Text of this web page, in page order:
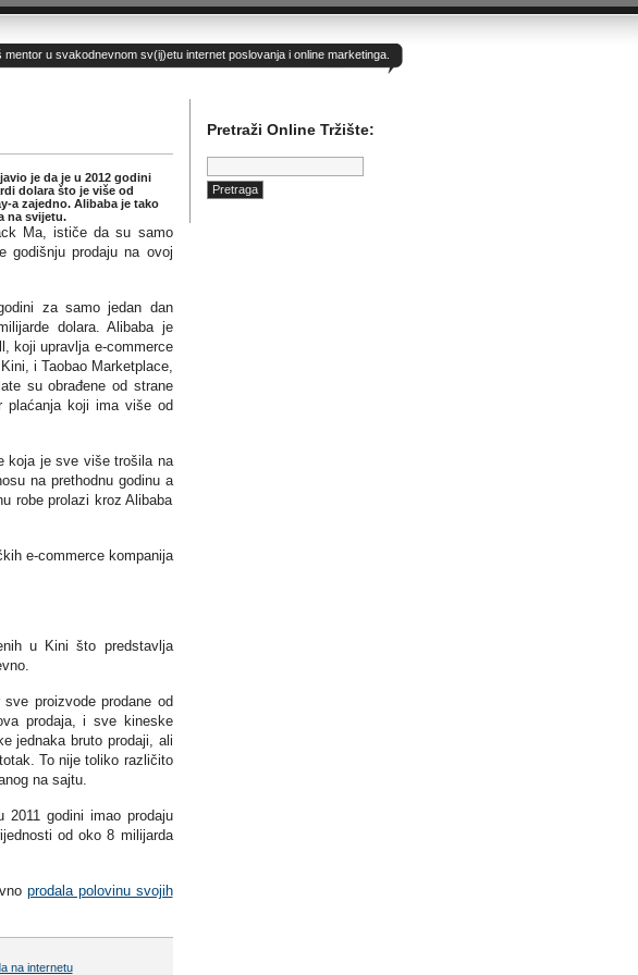
mentor u svakodnevnom sv(ij)etu internet poslovanja i online marketinga.
je da je u 2012 godini
dolara što je više od
a zajedno. Alibaba je tako
na svijetu.
Ma, ističe da su samo
godišnju prodaju na ovoj
za samo jedan dan
dolara. Alibaba je
koji upravlja e-commerce
i Taobao Marketplace,
su obrađene od strane
plaćanja koji ima više od
koja je sve više trošila na
na prethodnu godinu a
robe prolazi kroz Alibaba
e-commerce kompanija
u Kini što predstavlja
proizvode prodane od
prodaja, i sve kineske
jednaka bruto prodaji, ali
To nije toliko različito
na sajtu.
godini imao prodaju
od oko 8 milijarda
prodala polovinu svojih
na internetu
Pretraži Online Tržište:
Pretraga: